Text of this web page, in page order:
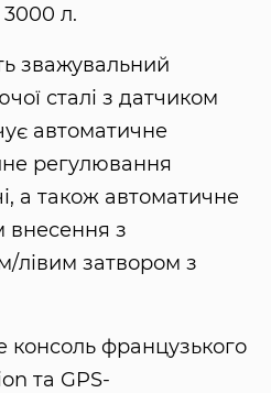
3000 л.
зважувальний
сталі з датчиком
автоматичне
регулювання
а також автоматичне
внесення з
лівим затвором з
консоль французького
та GPS-